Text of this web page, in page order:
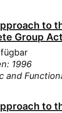
to
Group
1996
and
to